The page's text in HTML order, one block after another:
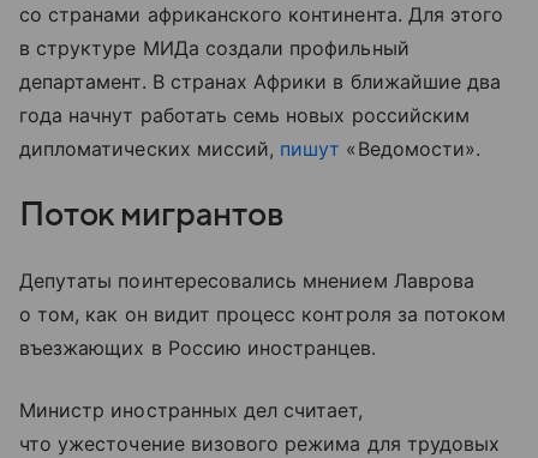
со странами африканского континента. Для этого
в структуре МИДа создали профильный
департамент. В странах Африки в ближайшие два
года начнут работать семь новых российским
дипломатических миссий, пишут «Ведомости».
Поток мигрантов
Депутаты поинтересовались мнением Лаврова
о том, как он видит процесс контроля за потоком
въезжающих в Россию иностранцев.
Министр иностранных дел считает,
что ужесточение визового режима для трудовых